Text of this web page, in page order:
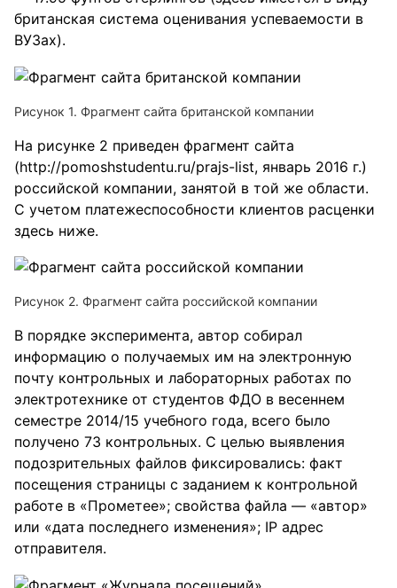
британская система оценивания успеваемости в
ВУЗах).
Рисунок 1. Фрагмент сайта британской компании
На рисунке 2 приведен фрагмент сайта
(http://pomoshstudentu.ru/prajs-list, январь 2016 г.)
российской компании, занятой в той же области.
С учетом платежеспособности клиентов расценки
здесь ниже.
Рисунок 2. Фрагмент сайта российской компании
В порядке эксперимента, автор собирал
информацию о получаемых им на электронную
почту контрольных и лабораторных работах по
электротехнике от студентов ФДО в весеннем
семестре 2014/15 учебного года, всего было
получено 73 контрольных. С целью выявления
подозрительных файлов фиксировались: факт
посещения страницы с заданием к контрольной
работе в «Прометее»; свойства файла — «автор»
или «дата последнего изменения»; IP адрес
отправителя.